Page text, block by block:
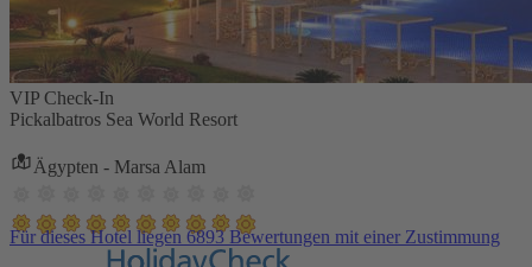
VIP Check-In
Pickalbatros Sea World Resort
Ägypten - Marsa Alam
Für dieses Hotel liegen 6893 Bewertungen mit einer Zustimmung